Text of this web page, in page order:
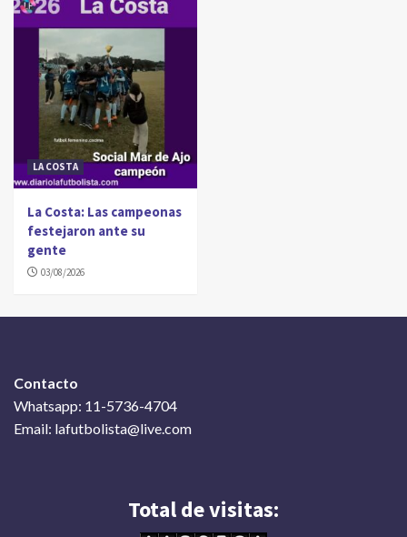
LA COSTA
La Costa: Las campeonas
festejaron ante su
gente
03/08/2026
Contacto
Whatsapp: 11-5736-4704
Email: lafutbolista@live.com
Total de visitas: